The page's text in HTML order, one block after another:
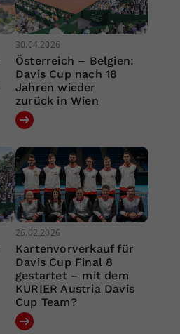
30.04.2026
Österreich – Belgien:
Davis Cup nach 18
Jahren wieder
zurück in Wien
26.02.2026
Kartenvorverkauf für
Davis Cup Final 8
gestartet – mit dem
KURIER Austria Davis
Cup Team?